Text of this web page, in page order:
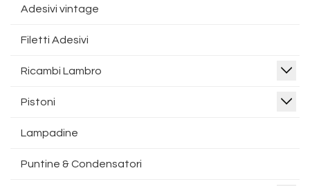
Adesivi vintage
Filetti Adesivi
Ricambi Lambro
Pistoni
Lampadine
Puntine & Condensatori